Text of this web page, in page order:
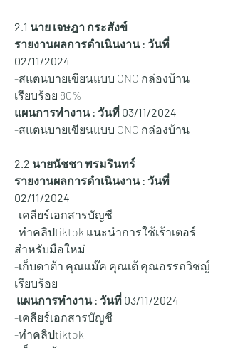
2.1 นาย เจษฎา กระสังข์
รายงานผลการดำเนินงาน : วันที่
02/11/2024
-สแตนบายเขียนแบบ CNC กล่องบ้าน
เรียบร้อย 80%
แผนการทำงาน : วันที่ 03/11/2024
-สแตนบายเขียนแบบ CNC กล่องบ้าน
2.2 นายนัชชา พรมรินทร์
รายงานผลการดำเนินงาน : วันที่
02/11/2024
-เคลียร์เอกสารบัญชี
-ทำคลิปtiktok แนะนำการใช้เร้าเตอร์
สำหรับมือใหม่
-เก็บดาต้า คุณแม๊ค คุณเต้ คุณอรรถวิชญ์
เรียบร้อย
แผนการทำงาน : วันที่ 03/11/2024
-เคลียร์เอกสารบัญชี
-ทำคลิปtiktok